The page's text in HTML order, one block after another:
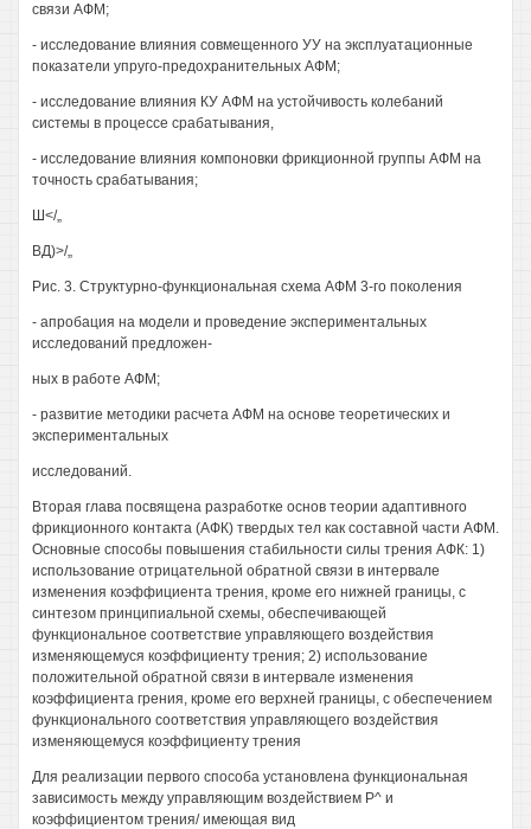
связи АФМ;
- исследование влияния совмещенного УУ на эксплуатационные
показатели упруго-предохранительных АФМ;
- исследование влияния КУ АФМ на устойчивость колебаний
системы в процессе срабатывания,
- исследование влияния компоновки фрикционной группы АФМ на
точность срабатывания;
Ш</„
ВД)>/„
Рис. 3. Структурно-функциональная схема АФМ 3-го поколения
- апробация на модели и проведение экспериментальных
исследований предложен-
ных в работе АФМ;
- развитие методики расчета АФМ на основе теоретических и
экспериментальных
исследований.
Вторая глава посвящена разработке основ теории адаптивного
фрикционного контакта (АФК) твердых тел как составной части АФМ.
Основные способы повышения стабильности силы трения АФК: 1)
использование отрицательной обратной связи в интервале
изменения коэффициента трения, кроме его нижней границы, с
синтезом принципиальной схемы, обеспечивающей
функциональное соответствие управляющего воздействия
изменяющемуся коэффициенту трения; 2) использование
положительной обратной связи в интервале изменения
коэффициента грения, кроме его верхней границы, с обеспечением
функционального соответствия управляющего воздействия
изменяющемуся коэффициенту трения
Для реализации первого способа установлена функциональная
зависимость между управляющим воздействием Р^ и
коэффициентом трения/ имеющая вид